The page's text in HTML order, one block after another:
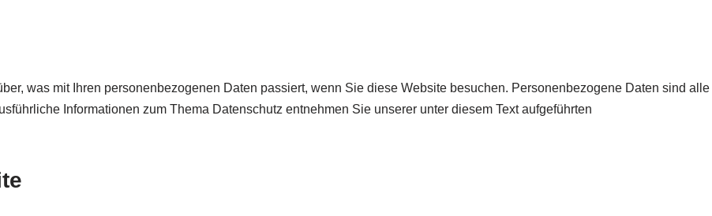
was mit Ihren personenbezogenen Daten passiert, wenn Sie diese Website besuchen. Personenbezogene Daten sind alle
Informationen zum Thema Datenschutz entnehmen Sie unserer unter diesem Text aufgeführten